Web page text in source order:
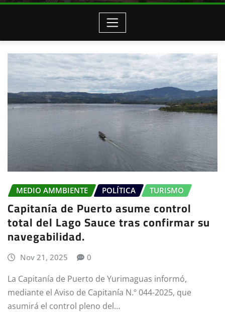
MEDIO AMMBIENTE POLÍTICA TURISMO
Capitanía de Puerto asume control
total del Lago Sauce tras confirmar su
navegabilidad.
Nov 21, 2025 0
La Capitanía de Puerto de Yurimaguas informó,
mediante el Aviso de Capitanía N.º 044-2025, que
asumirá el control pleno del…